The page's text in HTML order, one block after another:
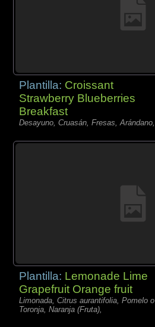
Plantilla: Croissant
Strawberry Blueberries
Breakfast
Desayuno, Cruasán, Fresas, Arándano,
Plantilla: Lemonade Lime
Grapefruit Orange fruit
Limonada, Citrus aurantifolia, Pomelo o
Toronja, Naranja (Fruta),